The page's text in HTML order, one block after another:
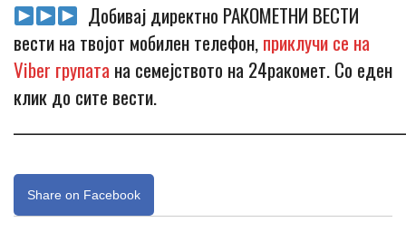
Добивај директно РАКОМЕТНИ ВЕСТИ
вести на твојот мобилен телефон,приклучи се на
Viber групата на семејството на 24ракомет. Со еден
клик до сите вести.
Share on Facebook